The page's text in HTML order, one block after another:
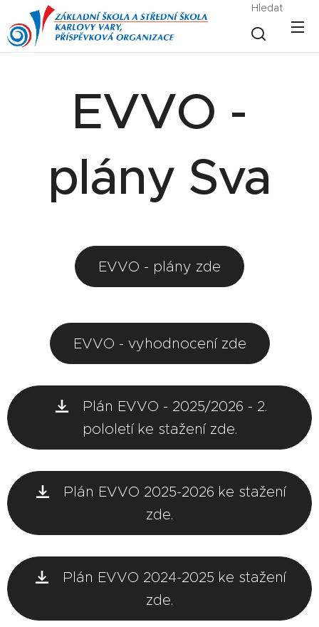
Hledat
EVVO -
plány Sva
EVVO - plány zde
EVVO - vyhodnocení zde
Plán EVVO - 2025/2026 - 2.
pololetí ke stažení zde.
Plán EVVO 2025-2026 ke stažení
zde.
Plán EVVO 2024-2025 ke stažení
zde.